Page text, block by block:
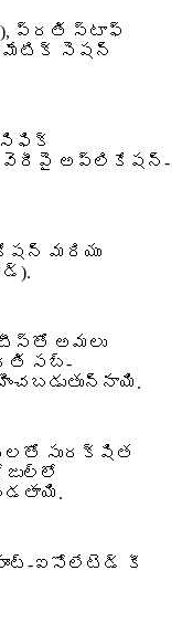
ప్రతి స్టాఫ్
సెషన్
అప్లికేషన్-
మరియు
అమలు
సబ్-
సురక్షిత
ఐసోలేటెడ్ కీ